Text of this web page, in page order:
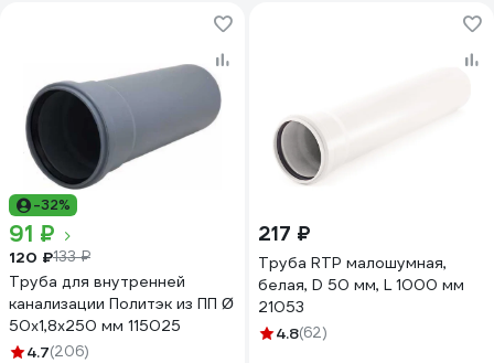
-32%
91 ₽
120 ₽133 ₽
Труба для внутренней
канализации Политэк из ПП Ø
50x1,8x250 мм 115025
4.7(206)
217 ₽
Труба RTP малошумная,
белая, D 50 мм, L 1000 мм
21053
4.8(62)